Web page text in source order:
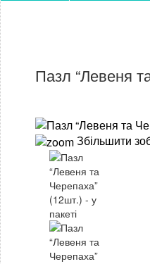
Пазл “Левеня
Збільшити